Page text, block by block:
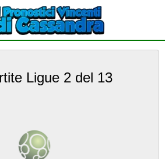
Ligue 2 del 13